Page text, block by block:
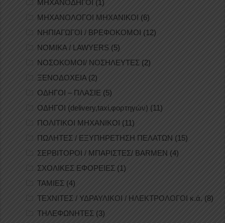
ΜΗΧΑΝΟΔΗΓΟΙ (1)
ΜΗΧΑΝΟΛΟΓΟΙ ΜΗΧΑΝΙΚΟΙ (6)
ΝΗΠΙΑΓΩΓΟΙ / ΒΡΕΦΟΚΟΜΟΙ (12)
ΝΟΜΙΚΑ / LAWYERS (5)
ΝΟΣΟΚΟΜΟΙ/ ΝΟΣΗΛΕΥΤΕΣ (2)
ΞΕΝΟΔΟΧΕΙΑ(2)
ΟΔΗΓΟΙ – ΠΛΑΣΙΕ (5)
ΟΔΗΓΟΙ (delivery,taxi,φορτηγών) (11)
ΠΟΛΙΤΙΚΟΙ ΜΗΧΑΝΙΚΟΙ (11)
ΠΩΛΗΤΕΣ / ΕΞΥΠΗΡΕΤΗΣΗ ΠΕΛΑΤΩΝ (15)
ΣΕΡΒΙΤΟΡΟΙ / ΜΠΑΡΙΣΤΕΣ/ BARMEN (4)
ΣΧΟΛΙΚΕΣ ΕΦΟΡΕΙΕΣ (1)
ΤΑΜΙΕΣ (4)
ΤΕΧΝΙΤΕΣ / ΥΔΡΑΥΛΙΚΟΙ / ΗΛΕΚΤΡΟΛΟΓΟΙ κ.ά. (8)
ΤΗΛΕΦΩΝΗΤΕΣ (3)